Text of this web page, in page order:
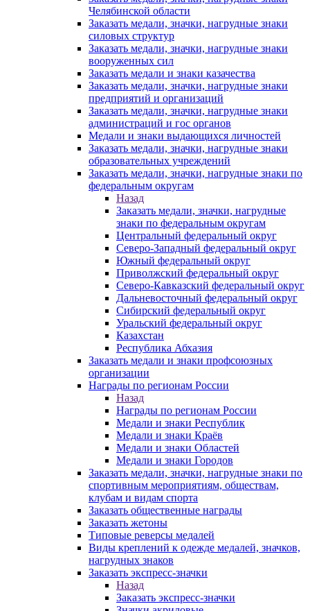
Челябинской области
Заказать медали, значки, нагрудные знаки
силовых структур
Заказать медали, значки, нагрудные знаки
вооруженных сил
Заказать медали и знаки казачества
Заказать медали, значки, нагрудные знаки
предприятий и организаций
Заказать медали, значки, нагрудные знаки
администраций и гос органов
Медали и знаки выдающихся личностей
Заказать медали, значки, нагрудные знаки
образовательных учреждений
Заказать медали, значки, нагрудные знаки по
федеральным округам
Назад
Заказать медали, значки, нагрудные
знаки по федеральным округам
Центральный федеральный округ
Северо-Западный федеральный округ
Южный федеральный округ
Приволжский федеральный округ
Северо-Кавказский федеральный округ
Дальневосточный федеральный округ
Сибирский федеральный округ
Уральский федеральный округ
Казахстан
Республика Абхазия
Заказать медали и знаки профсоюзных
организации
Награды по регионам России
Назад
Награды по регионам России
Медали и знаки Республик
Медали и знаки Краёв
Медали и знаки Областей
Медали и знаки Городов
Заказать медали, значки, нагрудные знаки по
спортивным мероприятиям, обществам,
клубам и видам спорта
Заказать общественные награды
Заказать жетоны
Типовые реверсы медалей
Виды креплений к одежде медалей, значков,
нагрудных знаков
Заказать экспресс-значки
Назад
Заказать экспресс-значки